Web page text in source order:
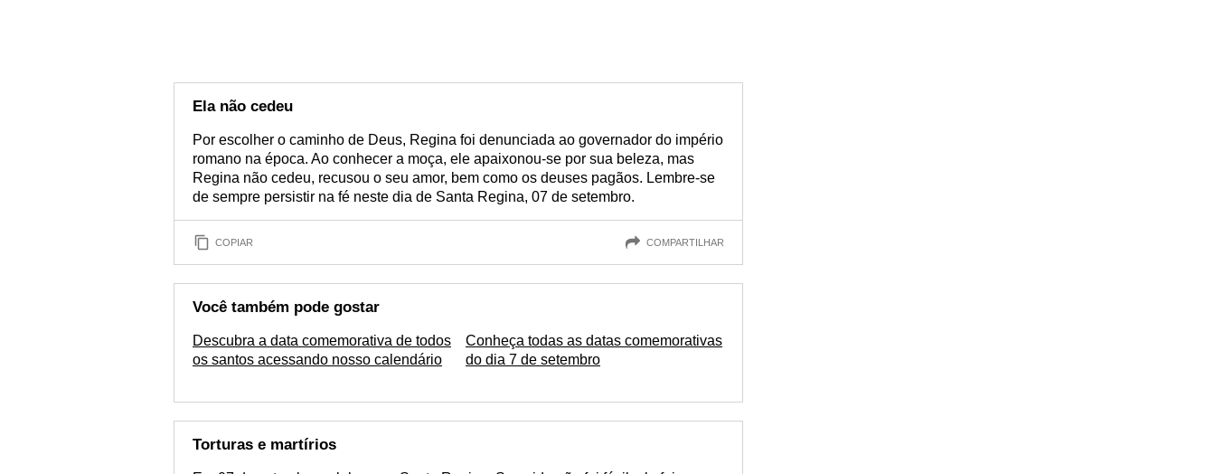
Ela não cedeu
Por escolher o caminho de Deus, Regina foi denunciada ao governador do império
romano na época. Ao conhecer a moça, ele apaixonou-se por sua beleza, mas
Regina não cedeu, recusou o seu amor, bem como os deuses pagãos. Lembre-se
de sempre persistir na fé neste dia de Santa Regina, 07 de setembro.
COPIAR COMPARTILHAR
Você também pode gostar
Descubra a data comemorativa de todos
os santos acessando nosso calendário
Conheça todas as datas comemorativas
do dia 7 de setembro
Torturas e martírios